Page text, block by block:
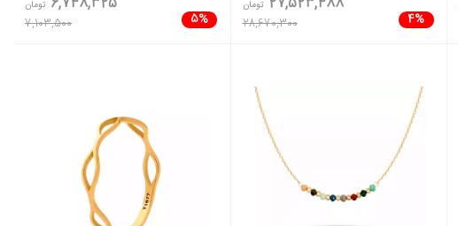
4%
تومان
28,670,300
5%
تومان
7,103,500